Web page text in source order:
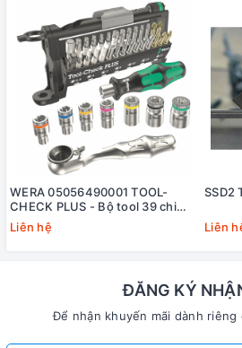
WERA 05056490001 TOOL-
CHECK PLUS - Bộ tool 39 chi
tiết cho xe đạp và xe đạp điện
Liên hệ
SSD2
Liên
ĐĂNG KÝ
Để nhận khuyến mãi dành riêng